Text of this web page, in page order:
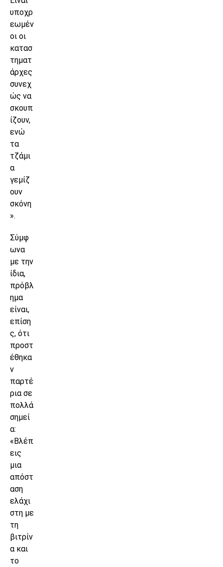
υποχρ
εωμέν
οι οι
κατασ
τηματ
άρχες
συνεχ
ώς να
σκουπ
ίζουν,
ενώ
τα
τζάμι
α
γεμίζ
ουν
σκόνη
».
Σύμφ
ωνα
με την
ίδια,
πρόβλ
ημα
είναι,
επίση
ς, ότι
προστ
έθηκα
ν
παρτέ
ρια σε
πολλά
σημεί
α:
«Βλέπ
εις
μια
απόστ
αση
ελάχι
στη με
τη
βιτρίν
α και
το